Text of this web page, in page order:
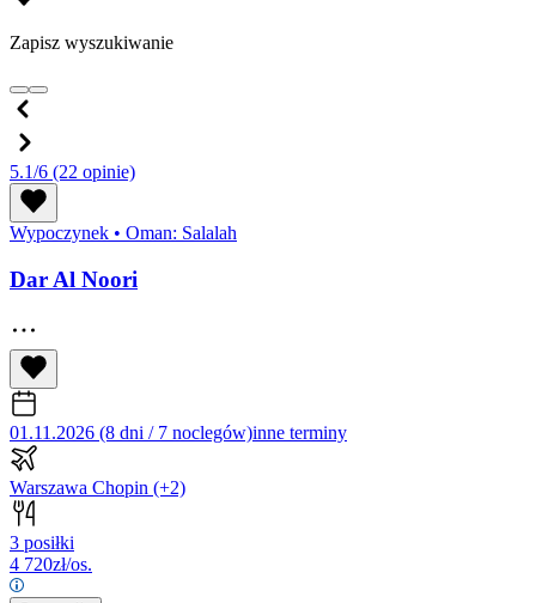
Zapisz wyszukiwanie
5.1/6 (22 opinie)
Wypoczynek • Oman: Salalah
Dar Al Noori
01.11.2026 (8 dni / 7 noclegów)inne terminy
Warszawa Chopin (+2)
3 posiłki
4 720zł/os.